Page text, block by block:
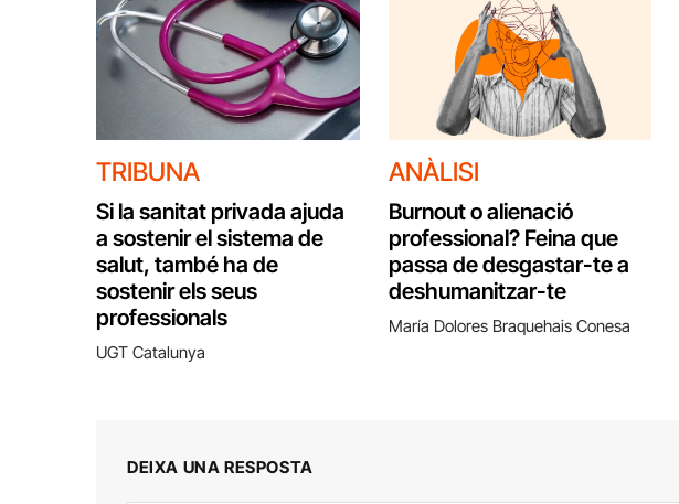
TRIBUNA
Si la sanitat privada ajuda
a sostenir el sistema de
salut, també ha de
sostenir els seus
professionals
UGT Catalunya
ANÀLISI
Burnout o alienació
professional? Feina que
passa de desgastar-te a
deshumanitzar-te
María Dolores Braquehais Conesa
DEIXA UNA RESPOSTA